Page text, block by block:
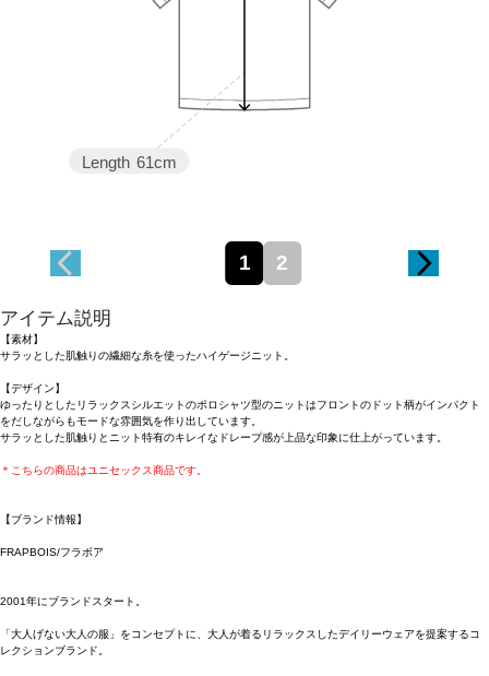
Length 61cm
1 2
アイテム説明
【素材】
サラッとした肌触りの繊細な糸を使ったハイゲージニット。
【デザイン】
ゆったりとしたリラックスシルエットのポロシャツ型のニットはフロントのドット柄がインパクト
をだしながらもモードな雰囲気を作り出しています。
サラッとした肌触りとニット特有のキレイなドレープ感が上品な印象に仕上がっています。
＊こちらの商品はユニセックス商品です。
【ブランド情報】
FRAPBOIS/フラボア
2001年にブランドスタート。
「大人げない大人の服」をコンセプトに、大人が着るリラックスしたデイリーウェアを提案するコ
レクションブランド。